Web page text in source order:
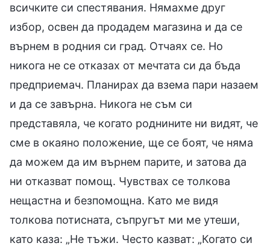
всичките си спестявания. Нямахме друг
избор, освен да продадем магазина и да се
върнем в родния си град. Отчаях се. Но
никога не се отказах от мечтата си да бъда
предприемач. Планирах да взема пари назаем
и да се завърна. Никога не съм си
представяла, че когато роднините ни видят, че
сме в окаяно положение, ще се боят, че няма
да можем да им върнем парите, и затова да
ни отказват помощ. Чувствах се толкова
нещастна и безпомощна. Като ме видя
толкова потисната, съпругът ми ме утеши,
като каза: „Не тъжи. Често казват: „Когато си